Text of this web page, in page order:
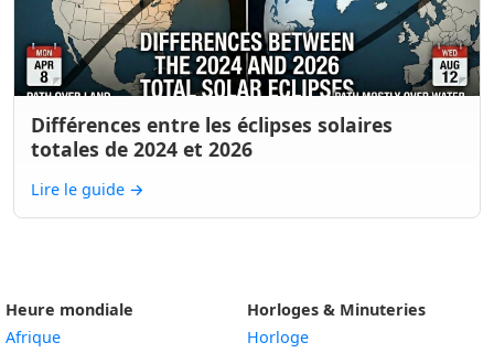
Différences entre les éclipses solaires
totales de 2024 et 2026
Lire le guide →
Heure mondiale
Afrique
Horloges & Minuteries
Horloge